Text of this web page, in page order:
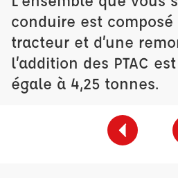
conduire est composé
tracteur et d’une
l’addition des PTAC
égale à 4,25 tonnes.